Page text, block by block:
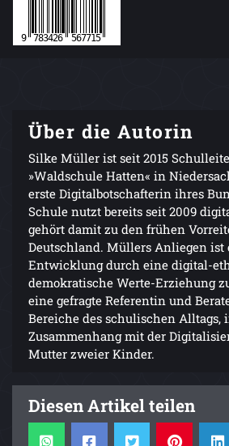
Über die Autorin
Silke Müller ist seit 2015
»Waldschule Hatten« in
erste Digitalbotschafterin ihres
Schule nutzt bereits seit 2009
gehört damit zu den frühen
Deutschland. Müllers Anliegen ist
Entwicklung durch eine digital-
demokratische Werte-Erziehung
eine gefragte Referentin und
Bereiche des schulischen Alltags,
Zusammenhang mit der
Mutter zweier Kinder.
Diesen Artikel teilen